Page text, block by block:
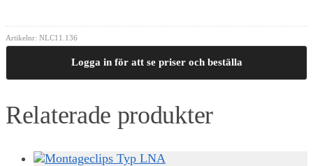
Artikelnr: NLC11.136
Logga in för att se priser och beställa
Relaterade produkter